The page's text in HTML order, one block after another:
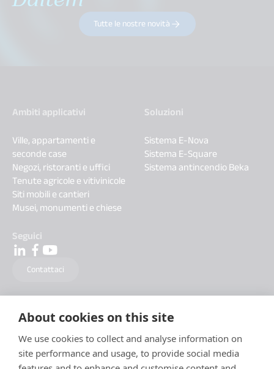
About cookies on this site
We use cookies to collect and analyse information on
site performance and usage, to provide social media
Tutte le nostre novità
Ambiti applicativi
Ville, appartamenti e
seconde case
Negozi, ristoranti e uffici
Tenute agricole e vitivinicole
Siti mobili e cantieri
Musei, monumenti e chiese
Soluzioni
Sistema E-Nova
Sistema E-Square
Sistema antincendio Beka
Seguici
Contattaci